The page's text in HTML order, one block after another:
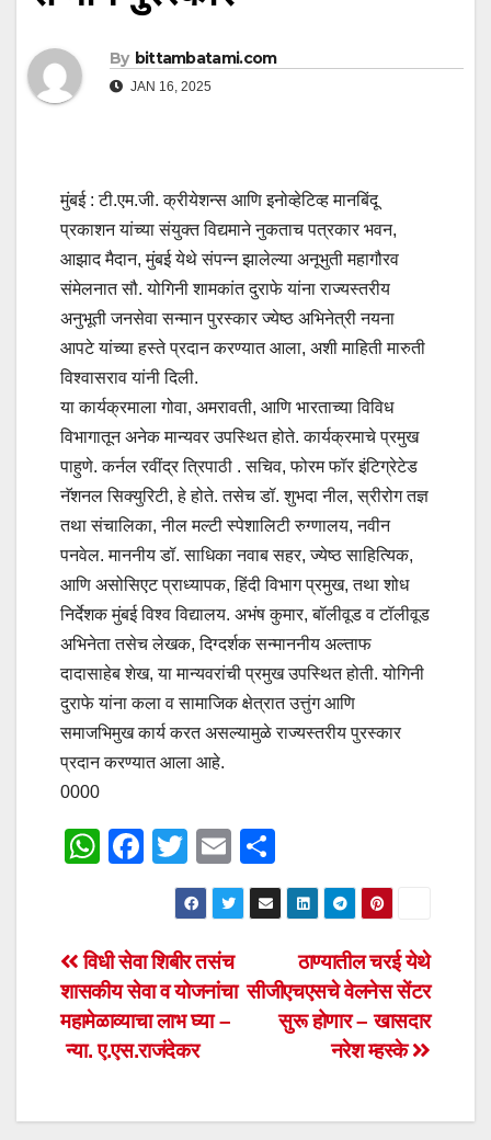
By bittambatami.com
JAN 16, 2025
मुंबई : टी.एम.जी. क्रीयेशन्स आणि इनोव्हेटिव्ह मानबिंदू
प्रकाशन यांच्या संयुक्त विद्यमाने नुकताच पत्रकार भवन,
आझाद मैदान, मुंबई येथे संपन्न झालेल्या अनूभुती महागौरव
संमेलनात सौ. योगिनी शामकांत दुराफे यांना राज्यस्तरीय
अनुभूती जनसेवा सन्मान पुरस्कार ज्येष्ठ अभिनेत्री नयना
आपटे यांच्या हस्ते प्रदान करण्यात आला, अशी माहिती मारुती
विश्वासराव यांनी दिली.
या कार्यक्रमाला गोवा, अमरावती, आणि भारताच्या विविध
विभागातून अनेक मान्यवर उपस्थित होते. कार्यक्रमाचे प्रमुख
पाहुणे. कर्नल रवींद्र त्रिपाठी . सचिव, फोरम फॉर इंटिग्रेटेड
नॅशनल सिक्युरिटी, हे होते. तसेच डॉ. शुभदा नील, स्रीरोग तज्ञ
तथा संचालिका, नील मल्टी स्पेशालिटी रुग्णालय, नवीन
पनवेल. माननीय डॉ. साधिका नवाब सहर, ज्येष्ठ साहित्यिक,
आणि असोसिएट प्राध्यापक, हिंदी विभाग प्रमुख, तथा शोध
निर्देशक मुंबई विश्व विद्यालय. अभंष कुमार, बॉलीवूड व टॉलीवूड
अभिनेता तसेच लेखक, दिग्दर्शक सन्माननीय अल्ताफ
दादासाहेब शेख, या मान्यवरांची प्रमुख उपस्थित होती. योगिनी
दुराफे यांना कला व सामाजिक क्षेत्रात उत्तुंग आणि
समाजभिमुख कार्य करत असल्यामुळे राज्यस्तरीय पुरस्कार
प्रदान करण्यात आला आहे.
0000
W
s
A
p
p
F
e
b
o
o
T
wi
tt
er
E
m
ail
h
ar
Post
navigation
ठाण्यातील चरई येथे
सीजीएचएसचे वेलनेस सेंटर
सुरू होणार – खासदार
नरेश म्हस्के
विधी सेवा शिबीर तसंच
शासकीय सेवा व योजनांचा
महामेळाव्याचा लाभ घ्या –
न्या. ए.एस.राजंदेकर